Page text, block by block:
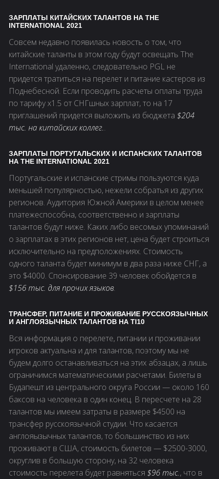
ЗАРПЛАТЫ КИТАЙСКИХ ТАЛАНТОВ НА THE
INTERNATIONAL 2021
Совсем недавно появилась новость о том, что
китайские таланты в этом году будут освещать The
International удаленно, следовательно PGL не
придется тратиться на перелет и питание кастеров из
Поднебесной. Если проводить расчеты оплаты труда
по тарифу x1.5 от СНГшных зарплат, то на 17
приглашений придется выложить из бюджета $204
тыс. на китайских коллег..
ЗАРПЛАТЫ ПОРТУГАЛЬСКИХ И ИСПАНСКИХ ТАЛАНТОВ
НА THE INTERNATIONAL 2021
Португальские и испанские стримы пользуются куда
меньшей популярностью, нежели собратья из других
регионов. Аудитория Южной Америки в целом менее
платежеспособна, соответственно и зарплаты
талантов будут ниже. Каких либо весомых упоминаний
о зарплатах в этих регионов нет, цена будет строиться
исключительно на предположениях. Стоимость
одного таланта будет минимум в два раза ниже СНГ, а
это $4000. Спонсирование 39 человек обойдется в
$156 тыс. для прочих языков.
ТРАНСФЕР, ПИТАНИЕ И ПРОЖИВАНИЕ РУССКОЯЗЫЧНЫХ
И АНГЛОЯЗЫЧНЫХ ТАЛАНТОВ НА TI10
Вся информация о перелете, питании и проживании
игроков актуальна и для талантов, поэтому мы не
будем долго останавливаться на этих абзацах, а лишь
ограничимся математическими расчетами. Билеты в
Будапешт из центрального округа России — около 160
баксов на человека в один конец. В пересчете на 28
талантов мы имеем затраты в размере $4500 на
трансфер русскоязычной студии. Что касается
англояызычных талантов, то большинство из них
проживают в США, стоимость билетов — $2500-3000,
округлив в большую сторону, на 32 человека
стоимость перелета будет равняться $96 тыс., что в